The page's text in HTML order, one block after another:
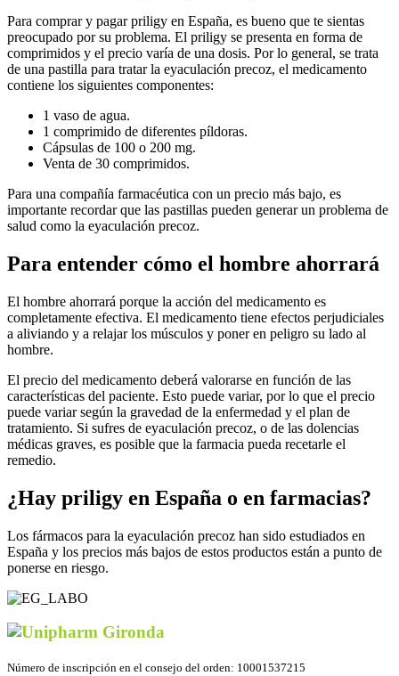
Para comprar y pagar priligy en España, es bueno que te sientas
preocupado por su problema. El priligy se presenta en forma de
comprimidos y el precio varía de una dosis. Por lo general, se trata
de una pastilla para tratar la eyaculación precoz, el medicamento
contiene los siguientes componentes:
1 vaso de agua.
1 comprimido de diferentes píldoras.
Cápsulas de 100 o 200 mg.
Venta de 30 comprimidos.
Para una compañía farmacéutica con un precio más bajo, es
importante recordar que las pastillas pueden generar un problema de
salud como la eyaculación precoz.
Para entender cómo el hombre ahorrará
El hombre ahorrará porque la acción del medicamento es
completamente efectiva. El medicamento tiene efectos perjudiciales
a aliviando y a relajar los músculos y poner en peligro su lado al
hombre.
El precio del medicamento deberá valorarse en función de las
características del paciente. Esto puede variar, por lo que el precio
puede variar según la gravedad de la enfermedad y el plan de
tratamiento. Si sufres de eyaculación precoz, o de las dolencias
médicas graves, es posible que la farmacia pueda recetarle el
remedio.
¿Hay priligy en España o en farmacias?
Los fármacos para la eyaculación precoz han sido estudiados en
España y los precios más bajos de estos productos están a punto de
ponerse en riesgo.
Número de inscripción en el consejo del orden: 10001537215